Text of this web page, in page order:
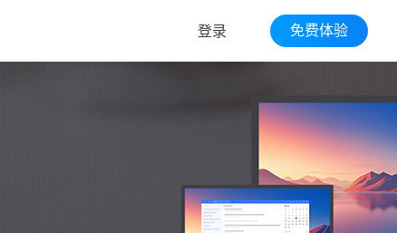
免费体验
登录